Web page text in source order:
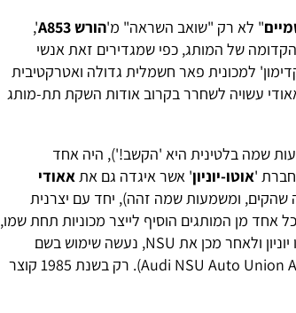
" לא רק "שואב השראה" מ'הורש A853
',
של המותג, כפי שמגדירים זאת אנשי
למכונית פאר חשמלית גדולה ואטרקטיבית
עשויה לשחרר בקרוב אודות השקת תת-מותג
שמה בלטינית היא 'הקשב!'), היה אחד
אוטו-יוניון' אשר איגדה גם אתאאודי
ומשמעות שמה זהה), יחד עם יצרנית
אחד מן המותגים הוסיף לייצר מכוניות תחת שמו,
ומשנת 1964, כאשר פולקסווגן רכשה את אוטו יוניון ולאחר מכן את NSU, נעשה שימוש בשם
אאודי כקיצור לשם ארוך יותר של החטיבה (Audi NSU Auto Union AG). רק בשנת 1985 קוצר